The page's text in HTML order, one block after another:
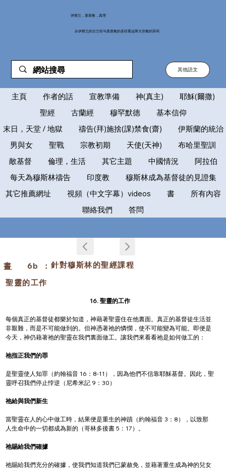
伊斯兰，基督教，真理
从伊斯兰的古兰经与基督教的圣经看这两大宗教的异同
其他語文
主頁 作者的話 宣教準備 神(真主)
耶穌(爾撒)
聖經
古蘭經 穆罕默德
基本信仰
末日，天堂 / 地獄
禱告(拜)施捨(課)禁食(齋)
伊斯蘭的統治
男與女
聖戰 宗教初期 天使(天神)
布哈里聖訓
敵基督
倫理，生活 其它主題 中國情況
阿拉伯
每天為穆斯林禱告
印度教
穆斯林成為基督徒的見證集
其它推薦網址
視頻（中文字幕）videos 書
所有內容
聯絡我們
答問
聖靈的工作
針對穆斯林的聖經課程
書
16. 聖靈的工作
每個真正的基督徒都樂於知道，神藉著聖靈住在他裏面。真正的基督徒生活並
非艱難，而是不可能做到的。但神憑著祂的憐憫，使不可能變為可能。即便是
今天，神仍藉著祂的聖靈在我們裏面做工。讓我們來看看祂是如何做工的：
祂指正我們的罪
是聖靈使人知罪（約翰福音 16：8-11），因為他們不信靠耶穌基督。因此，聖
靈呼召我們停止悖逆（尼希米記 9：30）
祂給與我們新生
當聖靈在人的心中做工時，結果便是重生的神蹟（約翰福音 3：8），以致那
人生命中的一切都成為新的（哥林多後書 5：17）。
祂賜給我們確據
祂賜給我們充分的確據，使我們知道我們已蒙赦免，並藉著重生成為神的兒女
6b ：